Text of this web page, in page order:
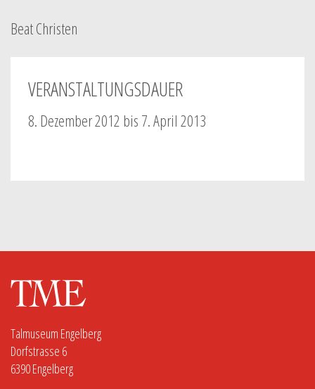
Beat Christen
VERANSTALTUNGSDAUER
8. Dezember 2012 bis 7. April 2013
Talmuseum Engelberg
Dorfstrasse 6
6390 Engelberg